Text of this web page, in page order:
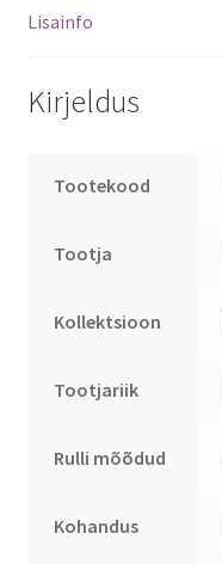
Lisainfo
Kirjeldus
Tootekood
Tootja
Kollektsioon
Tootjariik
Rulli mõõdud
Kohandus